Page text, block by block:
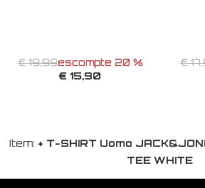
€ 19,99escompte 20 %
€ 15,90
€
Item: + T-SHIRT Uomo
TEE WHITE